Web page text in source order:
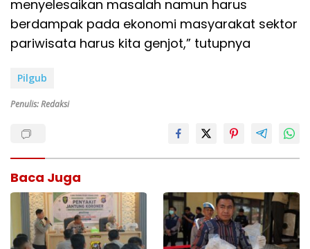
menyelesaikan masalah namun harus
berdampak pada ekonomi masyarakat sektor
pariwisata harus kita genjot,” tutupnya
Pilgub
Penulis: Redaksi
Baca Juga